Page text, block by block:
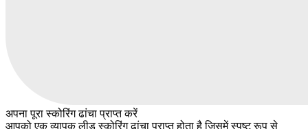
अपना पूरा स्कोरिंग ढांचा प्राप्त करें
आपको एक व्यापक लीड स्कोरिंग ढांचा प्राप्त होता है जिसमें स्पष्ट रूप से